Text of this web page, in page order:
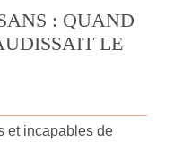
: QUAND
LE
et incapables de